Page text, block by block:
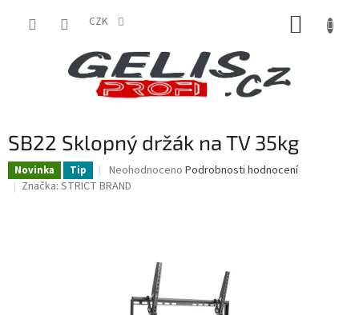
CZK
SB22 Sklopný držák na TV 35kg
Novinka Tip
Průměrné
hodnocení
hvězdiček.
Neohodnoceno Podrobnosti hodnocení
Značka: STRICT BRAND